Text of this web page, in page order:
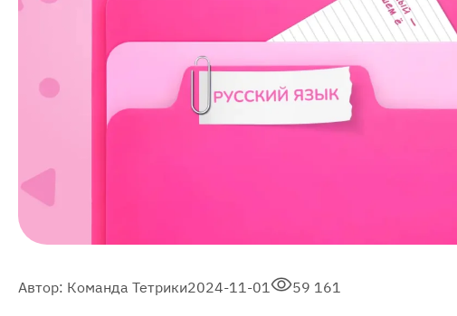
Автор: Команда Тетрики2024-11-01 59 161